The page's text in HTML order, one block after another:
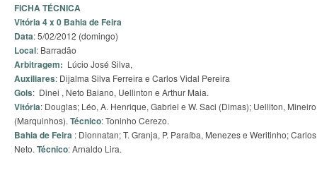
FICHA TÉCNICA
Vitória 4 x 0 Bahia de Feira
Data: 5/02/2012 (domingo)
Local: Barradão
Arbitragem: Lúcio José Silva,
Auxiliares: Dijalma Silva Ferreira e Carlos Vidal Pereira
Gols: Dinei , Neto Baiano, Uellinton e Arthur Maia.
Vitória: Douglas; Léo, A. Henrique, Gabriel e W. Saci (Dimas); Uelliton,
(Marquinhos). Técnico: Toninho Cerezo.
Bahia de Feira : Dionnatan; T. Granja, P. Paraíba, Menezes e Weritinho;
Neto. Técnico: Arnaldo Lira.